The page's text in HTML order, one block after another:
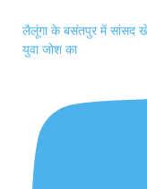
लैलूंगा के बसंतपुर में सांसद
युवा जोश का